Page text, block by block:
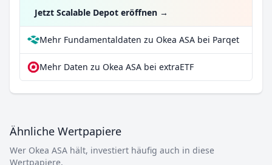
Jetzt Scalable Depot eröffnen →
Mehr Fundamentaldaten zu Okea ASA bei Parqet
Mehr Daten zu Okea ASA bei extraETF
Ähnliche Wertpapiere
Wer Okea ASA hält, investiert häufig auch in diese
Wertpapiere.